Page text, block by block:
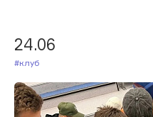
24.06
#Клуб